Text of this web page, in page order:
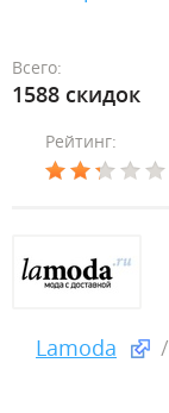
Всего:
1588 скидок
Рейтинг:
Lamoda